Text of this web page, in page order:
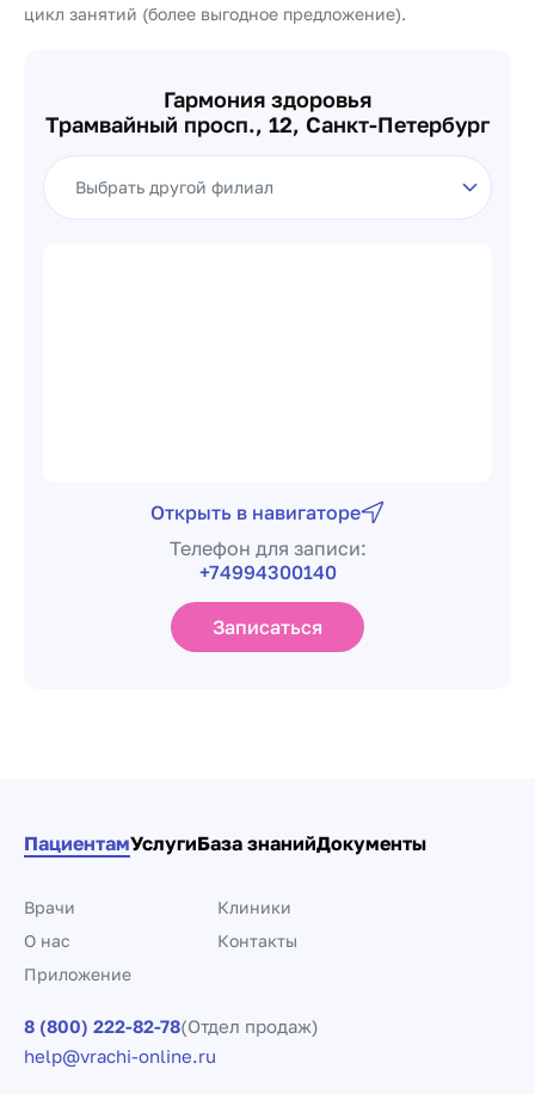
цикл занятий (более выгодное предложение).
Гармония здоровья
Трамвайный просп., 12, Санкт-Петербург
Выбор филиала клиники
Открыть в навигаторе
Телефон для записи:
+74994300140
Записаться
ПациентамУслугиБаза знанийДокументы
Врачи
Клиники
О нас
Контакты
Приложение
8 (800) 222-82-78(Отдел продаж)
help@vrachi-online.ru